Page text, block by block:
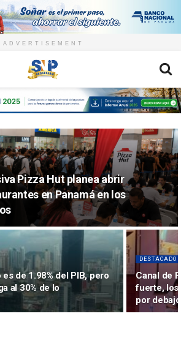
ADVERTISEMENT
Pizza Hut planea abrir
en Panamá en los
de 1.98% del PIB, pero
al 30% de lo
DESTACADO
Canal de
fuerte, los
por debajo